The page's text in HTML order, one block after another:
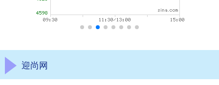
迎尚网